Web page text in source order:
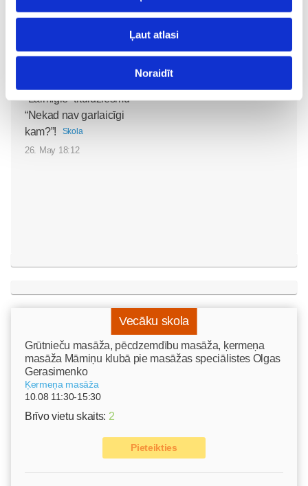
Ļaut atlasi
Noraidīt
Noklausies režisora
“Laimīgie” tituldziesmu
“Nekad nav garlaicīgi
kam?”!
Skola
26. May 18:12
Vecāku skola
Grūtnieču masāža, pēcdzemdību masāža, ķermeņa
masāža Māmiņu klubā pie masāžas speciālistes Olgas
Gerasimenko
Ķermeņa masāža
10.08 11:30-15:30
Brīvo vietu skaits: 2
Pieteikties